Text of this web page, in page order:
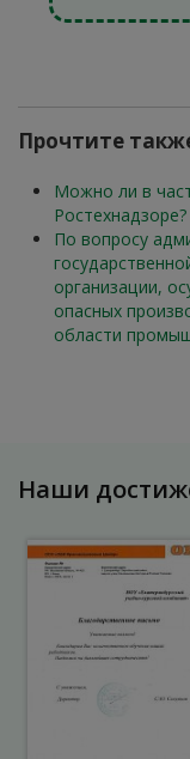
Прочтите
Можно ли в
Ростехнадзоре?
По вопросу
организации,
опасных
области
Наши